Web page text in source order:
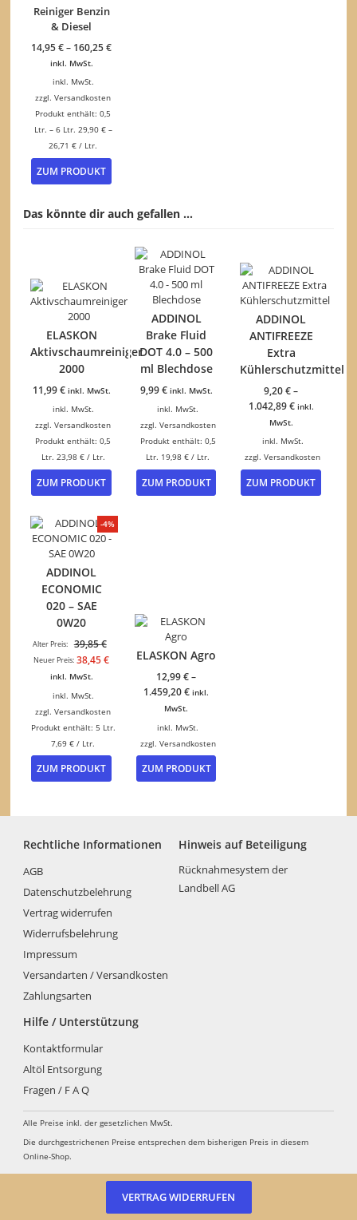
Reiniger Benzin
& Diesel
14,95€– 160,25€
inkl. MwSt.
inkl. MwSt.
zzgl.Versandkosten
Produkt enthält: 0,5
Ltr. – 6 Ltr. 29,90 €–
26,71€ / Ltr.
ZUM PRODUKT
Dieses
Varianten
Optionen
auf
der
Produktseite
gewählt
werden
Das könnte dir auch gefallen …
ELASKON
Aktivschaumreiniger
2000
11,99€ inkl. MwSt.
inkl. MwSt.
zzgl.Versandkosten
Produkt enthält: 0,5
Ltr. 23,98 €/ Ltr.
ZUM PRODUKT
ADDINOL
Brake Fluid
DOT 4.0 – 500
ml Blechdose
9,99€ inkl. MwSt.
inkl. MwSt.
zzgl. Versandkosten
Produkt enthält: 0,5
Ltr. 19,98€ / Ltr.
ZUM PRODUKT
ADDINOL
ANTIFREEZE
Extra
Kühlerschutzmittel
9,20€–
1.042,89€ inkl.
MwSt.
inkl. MwSt.
zzgl.Versandkosten
ZUM PRODUKT
Dieses
-4%
ADDINOL
ECONOMIC
020 – SAE
0W20
Alter Preis: 39,85€Ursprünglicher
Preis
Neuer Preis: 38,45€Aktueller
inkl. MwSt.
inkl. MwSt.
zzgl.Versandkosten
Produkt enthält: 5 Ltr.
7,69€ / Ltr.
ZUM PRODUKT
ELASKON Agro
12,99€–
1.459,20€ inkl.
MwSt.
inkl. MwSt.
zzgl. Versandkosten
ZUM PRODUKT
Dieses
Die
Optionen
können
auf
Rechtliche Informationen
AGB
Datenschutzbelehrung
Vertrag widerrufen
Widerrufsbelehrung
Impressum
Versandarten / Versandkosten
Zahlungsarten
Hinweis auf Beteiligung
Rücknahmesystem der
Landbell AG
Hilfe / Unterstützung
Kontaktformular
Altöl Entsorgung
Fragen / F A Q
Alle Preise inkl. der gesetzlichen MwSt.
Die durchgestrichenen Preise entsprechen dem bisherigen Preis in diesem
Online-Shop.
VERTRAG WIDERRUFEN